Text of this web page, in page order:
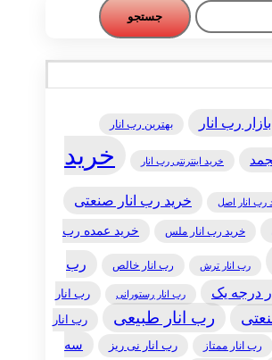
بازار رب انار بهترین رب انار
خرید اینترنتی رب انار
خرید
رب انار اصل خرید رب انار صنعتی
خرید رب انار ملس خرید عمده رب
رب انار ترش رب انار خالص
رب
درجه یک رب انار رستورانی
رب انار
رب انار طبیعی رب انار
رب انار ممتاز رب انار نی ریز
سه